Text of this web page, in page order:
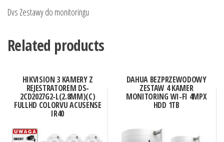
Dvs Zestawy do monitoringu
Related products
HIKVISION 3 KAMERY Z
REJESTRATOREM DS-
2CD2027G2-L(2.8MM)(C)
FULLHD COLORVU ACUSENSE
IR40
DAHUA BEZPRZEWODOWY
ZESTAW 4 KAMER
MONITORING WI-FI 4MPX
HDD 1TB